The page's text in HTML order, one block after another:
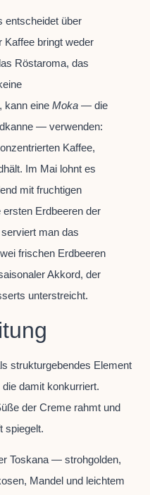
entscheidet über
Kaffee bringt weder
Röstaroma, das
kann eine Moka — die
— verwenden:
Kaffee,
Im Mai lohnt es
mit fruchtigen
Erdbeeren der
man das
frischen Erdbeeren
Akkord, der
unterstreicht.
strukturgebendes Element
damit konkurriert.
der Creme rahmt und
spiegelt.
Toskana — strohgolden,
Mandel und leichtem